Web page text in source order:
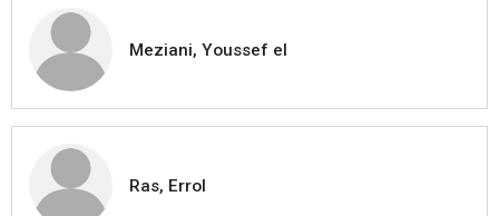
Meziani, Youssef el
Ras, Errol